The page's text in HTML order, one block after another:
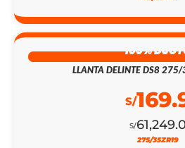
100%
LLANTA DELINTE DS8
S/
S/
275/35ZR19